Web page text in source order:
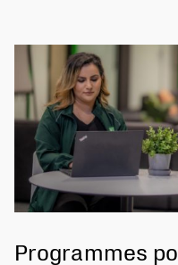
Programmes